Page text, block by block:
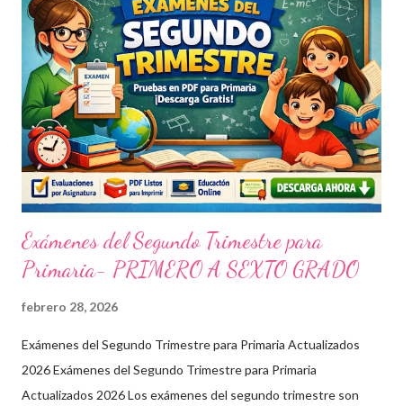
Exámenes del Segundo Trimestre para
Primaria- PRIMERO A SEXTO GRADO
febrero 28, 2026
Exámenes del Segundo Trimestre para Primaria Actualizados
2026 Exámenes del Segundo Trimestre para Primaria
Actualizados 2026 Los exámenes del segundo trimestre son